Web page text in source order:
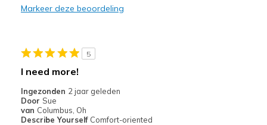
Beste toepassingen
Markeer deze beoordeling
5
I need more!
Ingezonden 2 jaar geleden
Door Sue
van Columbus, Oh
Describe Yourself Comfort-oriented